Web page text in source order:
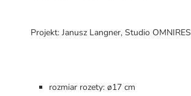
Projekt: Janusz Langner, Studio OMNIRES
rozmiar rozety: ø17 cm